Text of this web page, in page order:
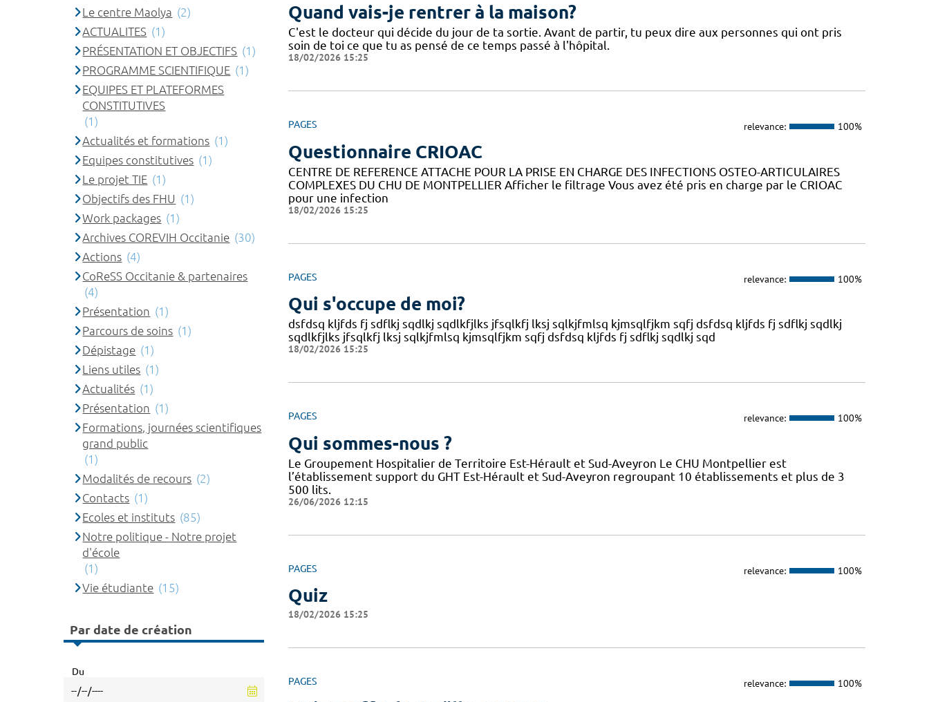
Quand vais-je rentrer à la maison?
C'est le docteur qui décide du jour de ta sortie. Avant de partir, tu peux dire aux personnes qui ont pris
soin de toi ce que tu as pensé de ce temps passé à l'hôpital.
18/02/2026 15:25
PAGES relevance: 100%
Questionnaire CRIOAC
CENTRE DE REFERENCE ATTACHE POUR LA PRISE EN CHARGE DES INFECTIONS OSTEO-ARTICULAIRES
COMPLEXES DU CHU DE MONTPELLIER Afficher le filtrage Vous avez été pris en charge par le CRIOAC
pour une infection
18/02/2026 15:25
PAGES relevance: 100%
Qui s'occupe de moi?
dsfdsq kljfds fj sdflkj sqdlkj sqdlkfjlks jfsqlkfj lksj sqlkjfmlsq kjmsqlfjkm sqfj dsfdsq kljfds fj sdflkj sqdlkj
sqdlkfjlks jfsqlkfj lksj sqlkjfmlsq kjmsqlfjkm sqfj dsfdsq kljfds fj sdflkj sqdlkj sqd
18/02/2026 15:25
PAGES relevance: 100%
Qui sommes-nous ?
Le Groupement Hospitalier de Territoire Est-Hérault et Sud-Aveyron Le CHU Montpellier est
l’établissement support du GHT Est-Hérault et Sud-Aveyron regroupant 10 établissements et plus de 3
500 lits.
26/06/2026 12:15
PAGES relevance: 100%
Quiz
18/02/2026 15:25
PAGES relevance: 100%
Le centre Maolya (2)
ACTUALITES (1)
PRÉSENTATION ET OBJECTIFS (1)
PROGRAMME SCIENTIFIQUE (1)
EQUIPES ET PLATEFORMES
CONSTITUTIVES
(1)
Actualités et formations (1)
Equipes constitutives (1)
Le projet TIE (1)
Objectifs des FHU (1)
Work packages (1)
Archives COREVIH Occitanie (30)
Actions (4)
CoReSS Occitanie & partenaires
(4)
Présentation (1)
Parcours de soins (1)
Dépistage (1)
Liens utiles (1)
Actualités (1)
Présentation (1)
Formations, journées scientifiques
grand public
(1)
Modalités de recours (2)
Contacts (1)
Ecoles et instituts (85)
Notre politique - Notre projet
d'école
(1)
Vie étudiante (15)
Par date de création
Du